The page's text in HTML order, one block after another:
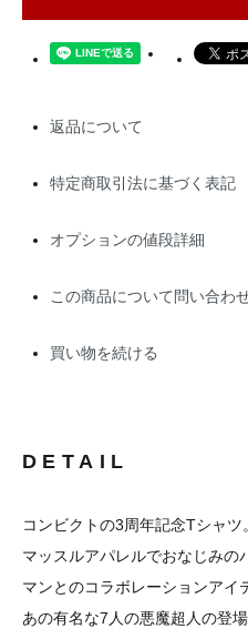
返品について
特定商取引法に基づく表記
オプションの値段詳細
この商品について問い合わ
買い物を続ける
DETAIL
コンビクトの3周年記念Tシャツ。
マッスルアパレルでおなじみの
マンとのコラボレーションアイ
あの有名な7人の悪魔超人の登